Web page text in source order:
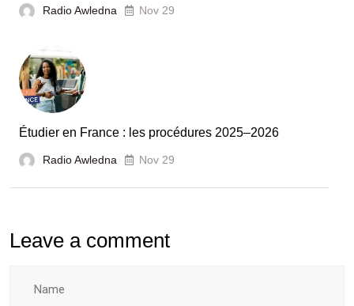
et
écoles
Radio Awledna Nov 29
Étudier en France : les procédures 2025–2026
Radio Awledna Nov 29
Leave a comment